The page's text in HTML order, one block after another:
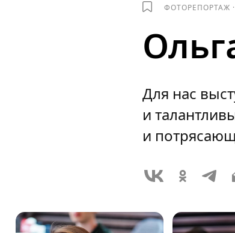
ФОТОРЕПОРТАЖ
Для нас
и
и